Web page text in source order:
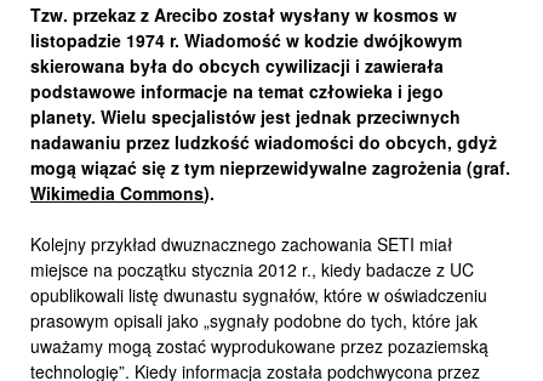
Tzw. przekaz z Arecibo został wysłany w kosmos w
listopadzie 1974 r. Wiadomość w kodzie dwójkowym
skierowana była do obcych cywilizacji i zawierała
podstawowe informacje na temat człowieka i jego
planety. Wielu specjalistów jest jednak przeciwnych
nadawaniu przez ludzkość wiadomości do obcych, gdyż
mogą wiązać się z tym nieprzewidywalne zagrożenia (graf.
Wikimedia Commons).
Kolejny przykład dwuznacznego zachowania SETI miał
miejsce na początku stycznia 2012 r., kiedy badacze z UC
opublikowali listę dwunastu sygnałów, które w oświadczeniu
prasowym opisali jako „sygnały podobne do tych, które jak
uważamy mogą zostać wyprodukowane przez pozaziemską
technologię”. Kiedy informacja została podchwycona przez